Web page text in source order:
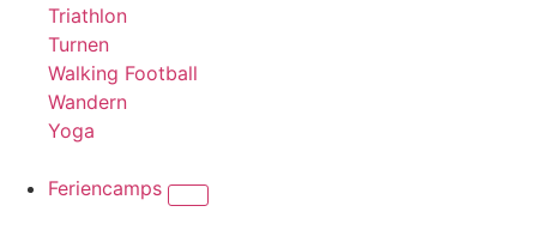
Triathlon
Turnen
Walking Football
Wandern
Yoga
Feriencamps